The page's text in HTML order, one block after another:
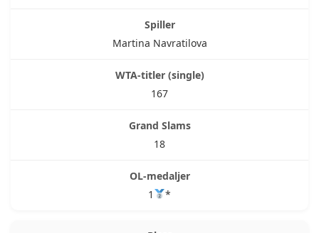
Martina Navratilova
167
18
1 *